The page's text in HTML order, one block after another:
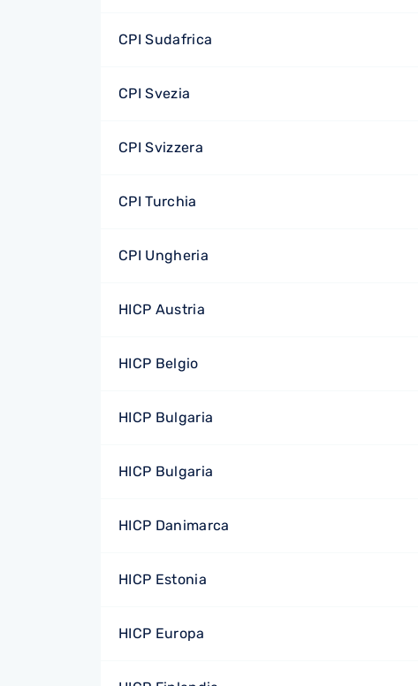
CPI Sudafrica
CPI Svezia
CPI Svizzera
CPI Turchia
CPI Ungheria
HICP Austria
HICP Belgio
HICP Bulgaria
HICP Bulgaria
HICP Danimarca
HICP Estonia
HICP Europa